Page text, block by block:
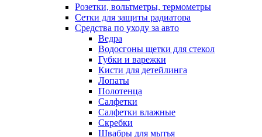
Розетки, вольтметры, термометры
Сетки для защиты радиатора
Средства по уходу за авто
Ведра
Водосгоны щетки для стекол
Губки и варежки
Кисти для детейлинга
Лопаты
Полотенца
Салфетки
Салфетки влажные
Скребки
Швабры для мытья